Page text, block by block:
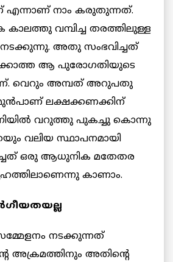
എന്നാണ് നാം കരുതുന്നത്.
വമ്പിച്ച തരത്തിലുള്ള
അതു സംഭവിച്ചത്
ആ പുരോഗതിയുടെ
വെറും അമ്പത് അറുപതു
ലക്ഷക്കണക്കിന്
വറുത്തു പുകച്ചു കൊന്നു
വലിയ സ്ഥാപനമായി
ഒരു ആധുനിക മതേതര
കാണാം.
നടക്കുന്നത്
അക്രമത്തിനും അതിന്റെ